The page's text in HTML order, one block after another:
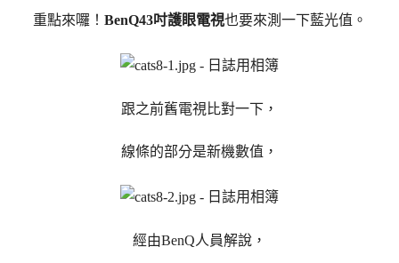
重點來囉！ BenQ43吋護眼電視也要來測一下藍光值。
跟之前舊電視比對一下，
線條的部分是新機數值，
經由BenQ人員解說，